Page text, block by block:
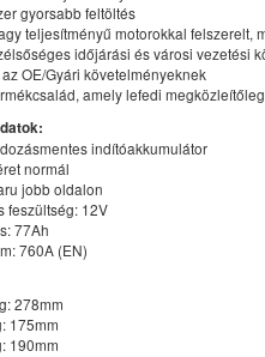
gyorsabb feltöltés
teljesítményű motorokkal felszerelt,
időjárási és városi vezetési
OE/Gyári követelményeknek
amely lefedi
indítóakkumulátor
normál
jobb oldalon
feszültség: 12V
77Ah
760A (EN)
278mm
175mm
190mm